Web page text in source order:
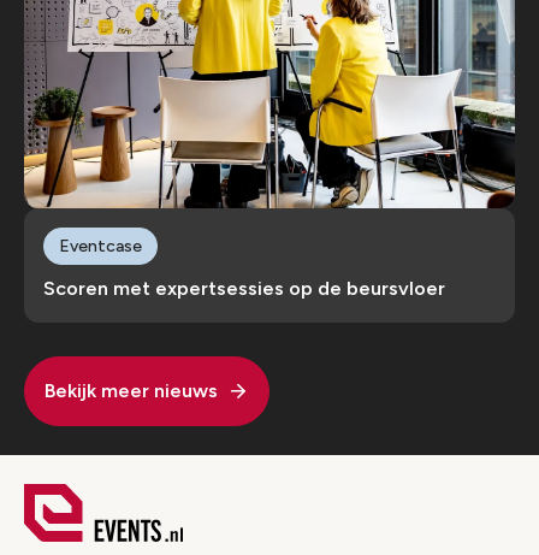
Scoren met expertsessies op de beursvloer
Eventcase
Bekijk meer nieuws